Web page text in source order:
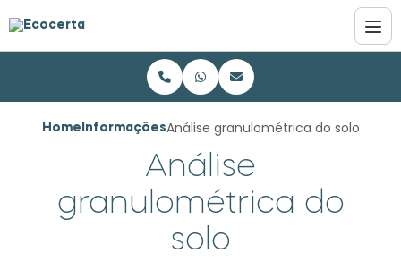
Home InformaçõesAnálise granulométrica do solo
Análise
granulométrica do
solo